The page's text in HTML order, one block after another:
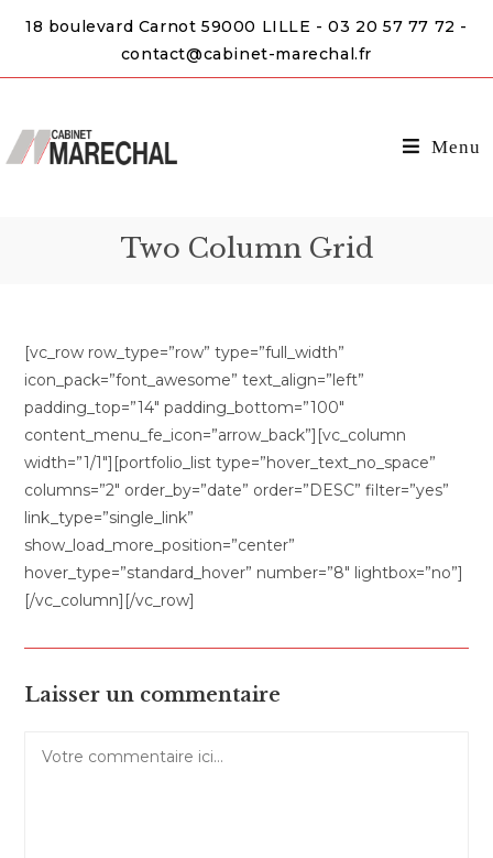
18 boulevard Carnot 59000 LILLE - 03 20 57 77 72 -
contact@cabinet-marechal.fr
Menu
Two Column Grid
[vc_row row_type=”row” type=”full_width”
icon_pack=”font_awesome” text_align=”left”
padding_top=”14″ padding_bottom=”100″
content_menu_fe_icon=”arrow_back”][vc_column
width=”1/1″][portfolio_list type=”hover_text_no_space”
columns=”2″ order_by=”date” order=”DESC” filter=”yes”
link_type=”single_link”
show_load_more_position=”center”
hover_type=”standard_hover” number=”8″ lightbox=”no”]
[/vc_column][/vc_row]
Laisser un commentaire